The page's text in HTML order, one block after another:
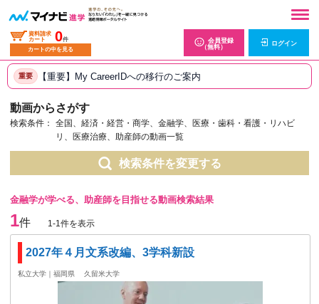
資料請求
カート
0件
カートの中を見る
会員登録
（無料）
ログイン
重要 【重要】My CareerIDへの移行のご案内
動画からさがす
検索条件：
全国、経済・経営・商学、金融学、医療・歯科・看護・リハビ
リ、医療治療、助産師の動画一覧
検索条件を変更する
金融学が学べる、助産師を目指せる動画検索結果
1件 1-1件を表示
2027年４月文系改編、3学科新設
私立大学｜福岡県 久留米大学